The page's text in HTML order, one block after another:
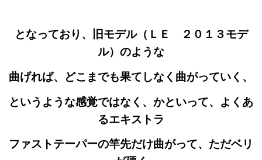
となっており、旧モデル（ＬＥ ２０１３モデ
ル）のような
曲げれば、どこまでも果てしなく曲がっていく、
というような感覚ではなく、かといって、よくあ
るエキストラ
ファストテーパーの竿先だけ曲がって、ただベリ